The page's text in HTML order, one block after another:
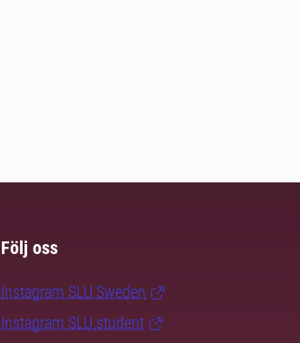
Följ oss
Instagram SLU.Sweden
Instagram SLU.student